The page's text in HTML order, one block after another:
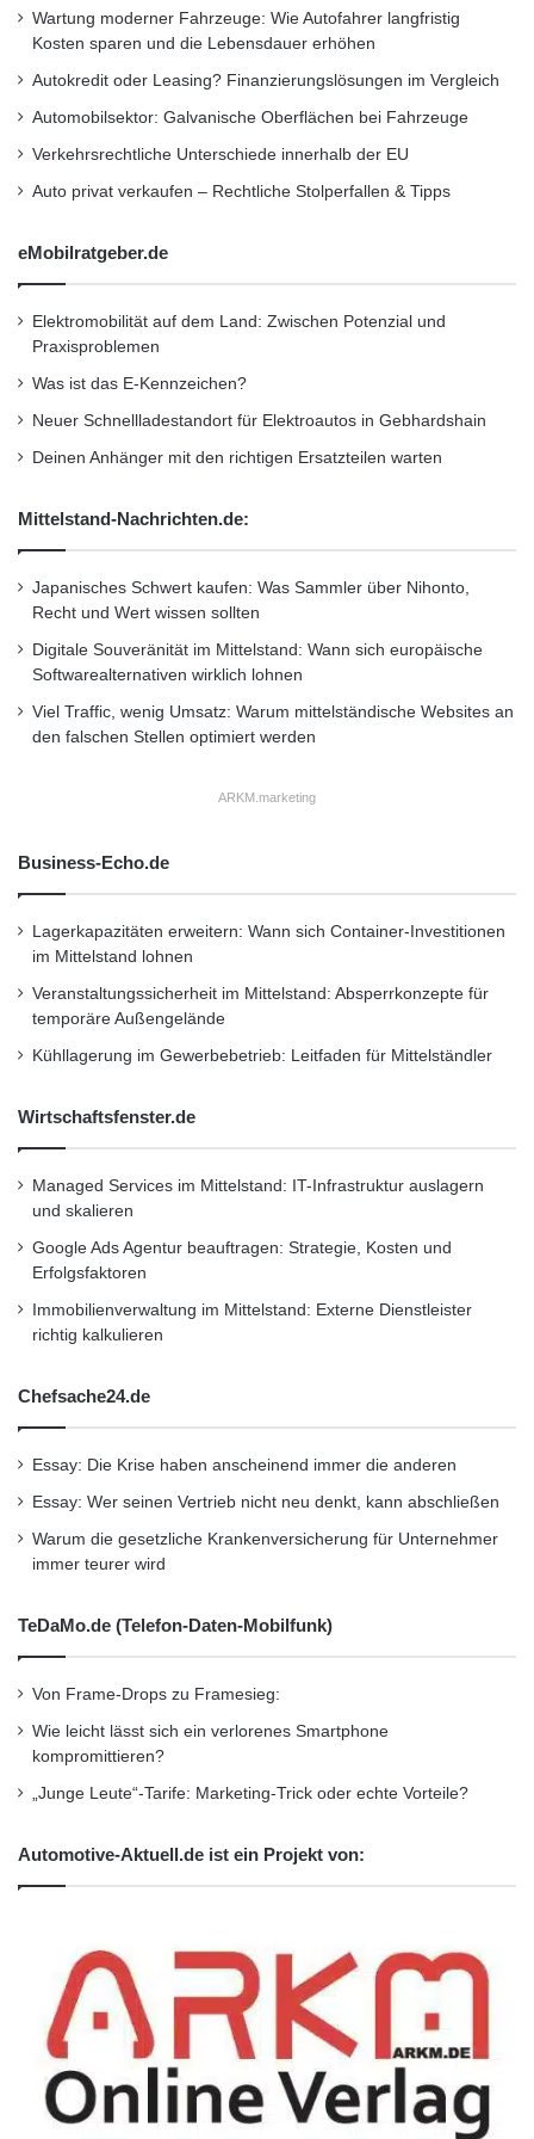
rund 46.000 Vito (plus 40 Prozent) und 23.300
V-Klasse Modelle (plus 66 Prozent) an Kunden
aus. Der Gesamtabsatz von Mercedes-Benz
Vans stieg um 21 Prozent auf rund 176.200
Fahrzeuge – ein neuer Rekord. China war der
Vans mit einer Absatzsteigerung von 104
Prozent auf rund 5.700 Fahrzeuge. Im zweiten
Quartal 2016 erreichte Mercedes-Benz Vans
Umsatzrendite (RoS) von 11,7 Prozent (i. V.
8,3 Prozent, plus von
41 Prozent) aller Zeiten. Ebenso erreichte das
Geschäftsfeld im zweiten Quartal mit einen
Rekordabsatz von 99.600 Fahrzeugen (i. V.
81.600, plus 22 Prozent) einen Rekord-
2.829 Millionen Euro, plus 22 Prozent).
Der neue Vito: Ideal für kleine und mittlere
Der äußerst vielseitige Vito ist ein praktischer
Premium-Midsize-Van, der Raumangebot und
Wertigkeit verbindet. Seine
Anpassungsfähigkeit macht ihn zur idealen
Transportlösung für die schnell wachsenden
kleinen und mittleren Unternehmen in China.
bietet er das AGILITY CONTROL Fahrwerk mit
frequenzselektiver Dämpfung. Damit verbindet
der neue Vito Komfort mit Agilität und passt
sich sowohl Fahrbahnbeschaffenheiten als
auch Fahrsituationen an.
Neben dem Sprinter ist der Vito nun das
zweite „Weltfahrzeug“ von Mercedes-Benz
anderen weltweiten Märkten 2014 ist der Vito
seit 2015 auch in Lateinamerika, den USA und
Kanada erhältlich – in beiden
nordamerikanischen Märkten unter dem
Namen „Metris“. Der Start in China bildet den
Markteinführungen. Mit seinem attraktiven
setzt das neue Fahrzeug den Standard in
seinem Segment.
Lokale Produktion in Fuzhou als Teil des
globalen Netzwerks
a
Wartung moderner Fahrzeuge: Wie Autofahrer langfristig
Kosten sparen und die Lebensdauer erhöhen
Autokredit oder Leasing? Finanzierungslösungen im Vergleich
Automobilsektor: Galvanische Oberflächen bei Fahrzeuge
Verkehrsrechtliche Unterschiede innerhalb der EU
Auto privat verkaufen – Rechtliche Stolperfallen & Tipps
eMobilratgeber.de
Elektromobilität auf dem Land: Zwischen Potenzial und
Praxisproblemen
Was ist das E-Kennzeichen?
Neuer Schnellladestandort für Elektroautos in Gebhardshain
Deinen Anhänger mit den richtigen Ersatzteilen warten
Mittelstand-Nachrichten.de:
Japanisches Schwert kaufen: Was Sammler über Nihonto,
Recht und Wert wissen sollten
Digitale Souveränität im Mittelstand: Wann sich europäische
Softwarealternativen wirklich lohnen
Viel Traffic, wenig Umsatz: Warum mittelständische Websites an
den falschen Stellen optimiert werden
ARKM.marketing
Business-Echo.de
Lagerkapazitäten erweitern: Wann sich Container-Investitionen
im Mittelstand lohnen
Veranstaltungssicherheit im Mittelstand: Absperrkonzepte für
temporäre Außengelände
Kühllagerung im Gewerbebetrieb: Leitfaden für Mittelständler
Wirtschaftsfenster.de
Managed Services im Mittelstand: IT-Infrastruktur auslagern
und skalieren
Google Ads Agentur beauftragen: Strategie, Kosten und
Erfolgsfaktoren
Immobilienverwaltung im Mittelstand: Externe Dienstleister
richtig kalkulieren
Chefsache24.de
Essay: Die Krise haben anscheinend immer die anderen
Essay: Wer seinen Vertrieb nicht neu denkt, kann abschließen
Warum die gesetzliche Krankenversicherung für Unternehmer
immer teurer wird
TeDaMo.de (Telefon-Daten-Mobilfunk)
Von Frame-Drops zu Framesieg:
Wie leicht lässt sich ein verlorenes Smartphone
kompromittieren?
„Junge Leute“-Tarife: Marketing-Trick oder echte Vorteile?
Automotive-Aktuell.de ist ein Projekt von: